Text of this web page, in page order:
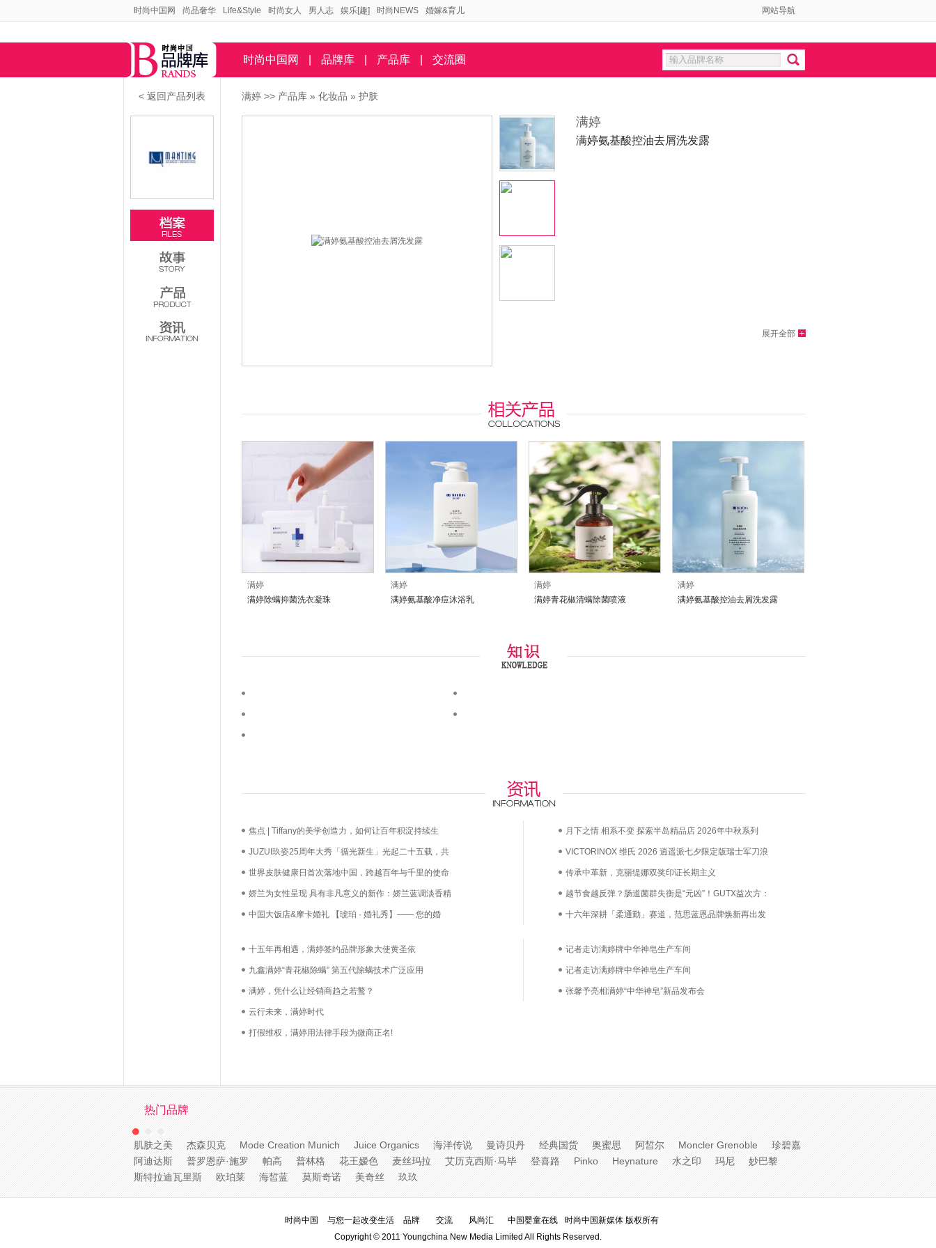
时尚中国网 尚品奢华 Life&Style 时尚女人 男人志 娱乐[趣] 时尚NEWS 婚嫁&育儿 网站导航
时尚中国网 品牌库 产品库 交流圈
< 返回产品列表 满婷 >> 产品库 » 化妆品 » 护肤
满婷
满婷氨基酸控油去屑洗发露
展开全部
满婷
满婷除螨抑菌洗衣凝珠
满婷
满婷氨基酸净痘沐浴乳
满婷
满婷青花椒清螨除菌喷液
满婷
满婷氨基酸控油去屑洗发露
焦点 | Tiffany的美学创造力，如何让百年积淀持续生
长？
JUZUI玖姿25周年大秀「循光新生」光起二十五载，共
启新生优雅
世界皮肤健康日首次落地中国，跨越百年与千里的使命
必达
娇兰为女性呈现 具有非凡意义的新作：娇兰蓝调淡香精
中国大饭店&摩卡婚礼 【琥珀 · 婚礼秀】—— 您的婚
月下之情 相系不变 探索半岛精品店 2026年中秋系列
VICTORINOX 维氏 2026 逍遥派七夕限定版瑞士军刀浪
漫上市——凝萃瑞士匠心，赴约月书赤绳
传承中革新，克丽缇娜双奖印证长期主义
越节食越反弹？肠道菌群失衡是“元凶”！GUTX益次方：
鲜活益生菌直达肠道，养出你的“易瘦体质”
十六年深耕「柔通勤」赛道，范思蓝恩品牌焕新再出发
十五年再相遇，满婷签约品牌形象大使黄圣依
九鑫满婷“青花椒除螨” 第五代除螨技术广泛应用
满婷，凭什么让经销商趋之若鹜？
云行未来，满婷时代
打假维权，满婷用法律手段为微商正名!
记者走访满婷牌中华神皂生产车间
记者走访满婷牌中华神皂生产车间
张馨予亮相满婷“中华神皂”新品发布会
热门品牌
肌肤之美 杰森贝克 Mode Creation Munich Juice Organics 海洋传说 曼诗贝丹 经典国货 奥蜜思 阿皙尔 Moncler Grenoble
珍碧嘉
阿迪达斯
普罗恩萨·施罗 帕高 普林格 花王嫒色 麦丝玛拉 艾历克西斯·马毕 登喜路 Pinko Heynature 水之印 玛尼
妙巴黎
斯特拉迪瓦里斯
欧珀莱 海皙蓝 莫斯奇诺 美奇丝 玖玖
时尚中国 与您一起改变生活 品牌 交流 风尚汇 中国婴童在线
时尚中国新媒体 版权所有
Copyright © 2011 Youngchina New Media Limited All Rights Reserved.